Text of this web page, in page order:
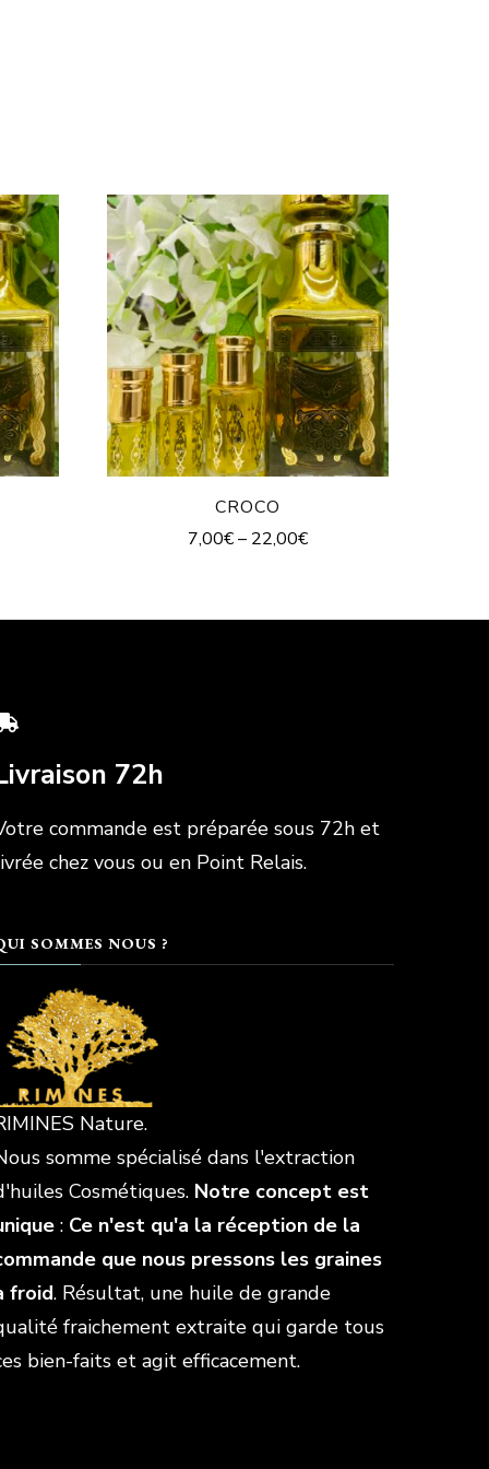
CROCO
7,00€– 22,00€
72h
commande est préparée sous 72h et
chez vous ou en Point Relais.
SOMMES NOUS ?
Nature.
somme spécialisé dans l'extraction
Cosmétiques. Notre concept est
: Ce n'est qu'a la réception de la
que nous pressons les graines
froid. Résultat, une huile de grande
fraichement extraite qui garde tous
bien-faits et agit efficacement.